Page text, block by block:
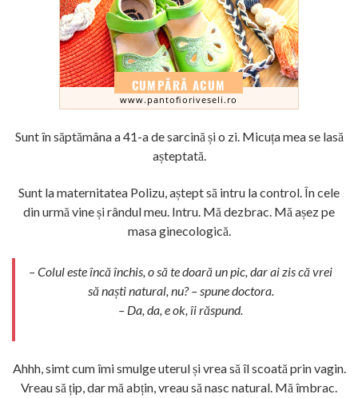
Sunt în săptămâna a 41-a de sarcină și o zi. Micuța mea se lasă
așteptată.
Sunt la maternitatea Polizu, aștept să intru la control. În cele
din urmă vine și rândul meu. Intru. Mă dezbrac. Mă așez pe
masa ginecologică.
– Colul este încă închis, o să te doară un pic, dar ai zis că vrei
să naști natural, nu? – spune doctora.
– Da, da, e ok, îi răspund.
Ahhh, simt cum îmi smulge uterul și vrea să îl scoată prin vagin.
Vreau să țip, dar mă abțin, vreau să nasc natural. Mă îmbrac.